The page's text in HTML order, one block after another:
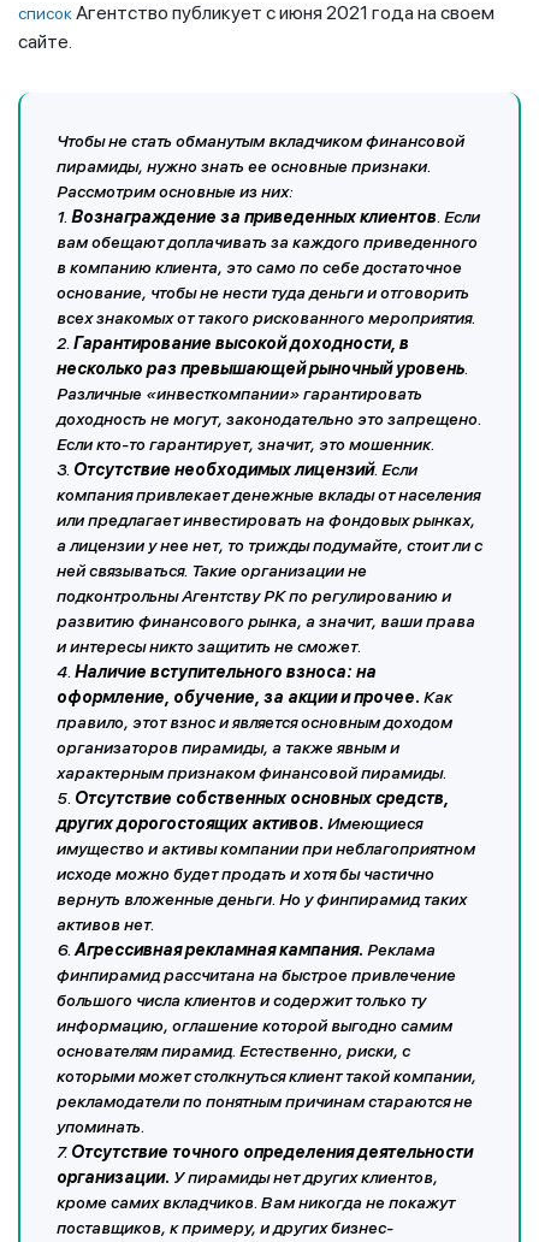
списокАгентство публикует с июня 2021 года на своем
сайте.
Чтобы не стать обманутым вкладчиком финансовой
пирамиды, нужно знать ее основные признаки.
Рассмотрим основные из них:
1. Вознаграждение за приведенных клиентов. Если
вам обещают доплачивать за каждого приведенного
в компанию клиента, это само по себе достаточное
основание, чтобы не нести туда деньги и отговорить
всех знакомых от такого рискованного мероприятия.
2. Гарантирование высокой доходности, в
несколько раз превышающей рыночный уровень.
Различные «инвесткомпании» гарантировать
доходность не могут, законодательно это запрещено.
Если кто-то гарантирует, значит, это мошенник.
3. Отсутствие необходимых лицензий. Если
компания привлекает денежные вклады от населения
или предлагает инвестировать на фондовых рынках,
а лицензии у нее нет, то трижды подумайте, стоит ли с
ней связываться. Такие организации не
подконтрольны Агентству РК по регулированию и
развитию финансового рынка, а значит, ваши права
и интересы никто защитить не сможет.
4. Наличие вступительного взноса: на
оформление, обучение, за акции и прочее. Как
правило, этот взнос и является основным доходом
организаторов пирамиды, а также явным и
характерным признаком финансовой пирамиды.
5. Отсутствие собственных основных средств,
других дорогостоящих активов. Имеющиеся
имущество и активы компании при неблагоприятном
исходе можно будет продать и хотя бы частично
вернуть вложенные деньги. Но у финпирамид таких
активов нет.
6.Агрессивная рекламная кампания. Реклама
финпирамид рассчитана на быстрое привлечение
большого числа клиентов и содержит только ту
информацию, оглашение которой выгодно самим
основателям пирамид. Естественно, риски, с
которыми может столкнуться клиент такой компании,
рекламодатели по понятным причинам стараются не
упоминать.
7. Отсутствие точного определения деятельности
организации. У пирамиды нет других клиентов,
кроме самих вкладчиков. Вам никогда не покажут
поставщиков, к примеру, и других бизнес-